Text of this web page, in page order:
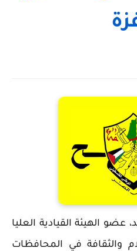
عبيد، عضو الهيئة القيادية العليا
والثقافة في المحافظات